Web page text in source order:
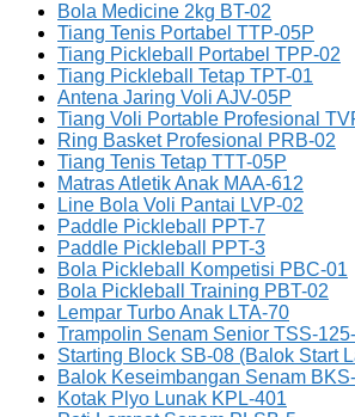
Bola Medicine 2kg BT-02
Tiang Tenis Portabel TTP-05P
Tiang Pickleball Portabel TPP-02
Tiang Pickleball Tetap TPT-01
Antena Jaring Voli AJV-05P
Tiang Voli Portable Profesional
Ring Basket Profesional PRB-02
Tiang Tenis Tetap TTT-05P
Matras Atletik Anak MAA-612
Line Bola Voli Pantai LVP-02
Paddle Pickleball PPT-7
Paddle Pickleball PPT-3
Bola Pickleball Kompetisi PBC-01
Bola Pickleball Training PBT-02
Lempar Turbo Anak LTA-70
Trampolin Senam Senior TSS-
Starting Block SB-08 (Balok Start
Balok Keseimbangan Senam
Kotak Plyo Lunak KPL-401